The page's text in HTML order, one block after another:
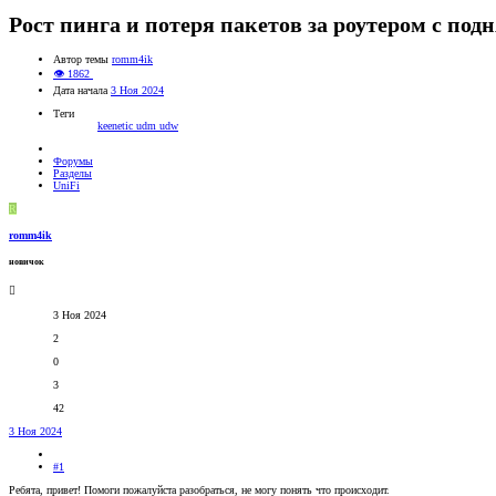
Рост пинга и потеря пакетов за роутером с
Автор темы romm4ik
👁 1862
Дата начала 3 Ноя 2024
Теги
keenetic udm udw
Форумы
Разделы
UniFi
R
romm4ik
новичок
3 Ноя 2024
2
0
3
42
3 Ноя 2024
#1
Ребята, привет! Помоги пожалуйста разобраться, не могу понять что происходит.